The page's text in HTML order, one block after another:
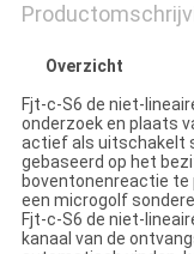
Overzicht
Fjt-c-S6 de niet-
onderzoek en plaats
actief als uitschakelt
gebaseerd op het
boventonenreactie
een microgolf
Fjt-c-S6 de niet-
kanaal van de